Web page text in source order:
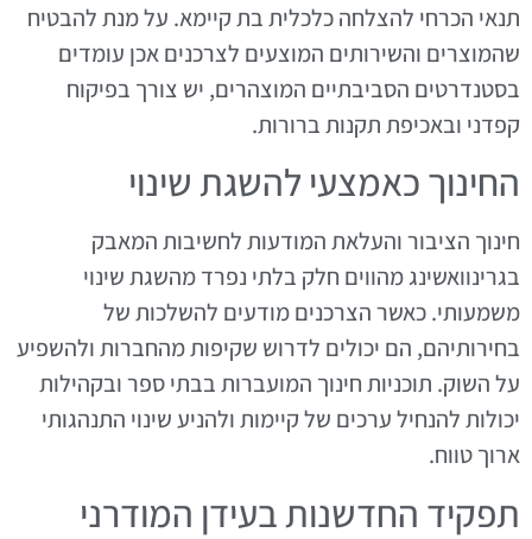
תנאי הכרחי להצלחה כלכלית בת קיימא. על מנת להבטיח
שהמוצרים והשירותים המוצעים לצרכנים אכן עומדים
בסטנדרטים הסביבתיים המוצהרים, יש צורך בפיקוח
קפדני ובאכיפת תקנות ברורות.
החינוך כאמצעי להשגת שינוי
חינוך הציבור והעלאת המודעות לחשיבות המאבק
בגרינוואשינג מהווים חלק בלתי נפרד מהשגת שינוי
משמעותי. כאשר הצרכנים מודעים להשלכות של
בחירותיהם, הם יכולים לדרוש שקיפות מהחברות ולהשפיע
על השוק. תוכניות חינוך המועברות בבתי ספר ובקהילות
יכולות להנחיל ערכים של קיימות ולהניע שינוי התנהגותי
ארוך טווח.
תפקיד החדשנות בעידן המודרני